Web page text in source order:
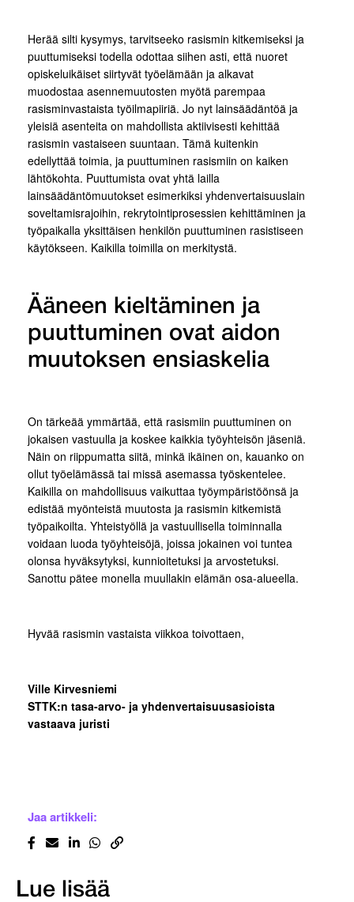
Herää silti kysymys, tarvitseeko rasismin kitkemiseksi ja
puuttumiseksi todella odottaa siihen asti, että nuoret
opiskeluikäiset siirtyvät työelämään ja alkavat
muodostaa asennemuutosten myötä parempaa
rasisminvastaista työilmapiiriä. Jo nyt lainsäädäntöä ja
yleisiä asenteita on mahdollista aktiivisesti kehittää
rasismin vastaiseen suuntaan. Tämä kuitenkin
edellyttää toimia, ja puuttuminen rasismiin on kaiken
lähtökohta. Puuttumista ovat yhtä lailla
lainsäädäntömuutokset esimerkiksi yhdenvertaisuuslain
soveltamisrajoihin, rekrytointiprosessien kehittäminen ja
työpaikalla yksittäisen henkilön puuttuminen rasistiseen
käytökseen. Kaikilla toimilla on merkitystä.
Ääneen kieltäminen ja
puuttuminen ovat aidon
muutoksen ensiaskelia
On tärkeää ymmärtää, että rasismiin puuttuminen on
jokaisen vastuulla ja koskee kaikkia työyhteisön jäseniä.
Näin on riippumatta siitä, minkä ikäinen on, kauanko on
ollut työelämässä tai missä asemassa työskentelee.
Kaikilla on mahdollisuus vaikuttaa työympäristöönsä ja
edistää myönteistä muutosta ja rasismin kitkemistä
työpaikoilta. Yhteistyöllä ja vastuullisella toiminnalla
voidaan luoda työyhteisöjä, joissa jokainen voi tuntea
olonsa hyväksytyksi, kunnioitetuksi ja arvostetuksi.
Sanottu pätee monella muullakin elämän osa-alueella.
Hyvää rasismin vastaista viikkoa toivottaen,
Ville Kirvesniemi
STTK:n tasa-arvo- ja yhdenvertaisuusasioista
vastaava juristi
Jaa artikkeli:
Lue lisää